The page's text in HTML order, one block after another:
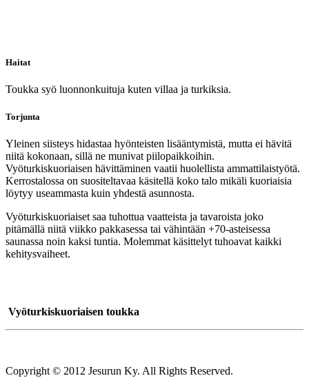
Haitat
Toukka syö luonnonkuituja kuten villaa ja turkiksia.
Torjunta
Yleinen siisteys hidastaa hyönteisten lisääntymistä, mutta ei hävitä
niitä kokonaan, sillä ne munivat piilopaikkoihin.
Vyöturkiskuoriaisen hävittäminen vaatii huolellista ammattilaistyötä.
Kerrostalossa on suositeltavaa käsitellä koko talo mikäli kuoriaisia
löytyy useammasta kuin yhdestä asunnosta.
Vyöturkiskuoriaiset saa tuhottua vaatteista ja tavaroista joko
pitämällä niitä viikko pakkasessa tai vähintään +70-asteisessa
saunassa noin kaksi tuntia. Molemmat käsittelyt tuhoavat kaikki
kehitysvaiheet.
Vyöturkiskuoriaisen toukka
Copyright © 2012 Jesurun Ky. All Rights Reserved.